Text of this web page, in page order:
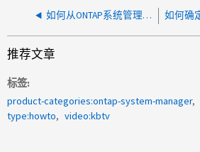
如何从ONTAP系统管理器中删除Storage Virtual Machine (SVM)
推荐文章
标签
product-categories:ontap-system-manager
type:howto
video:kbtv